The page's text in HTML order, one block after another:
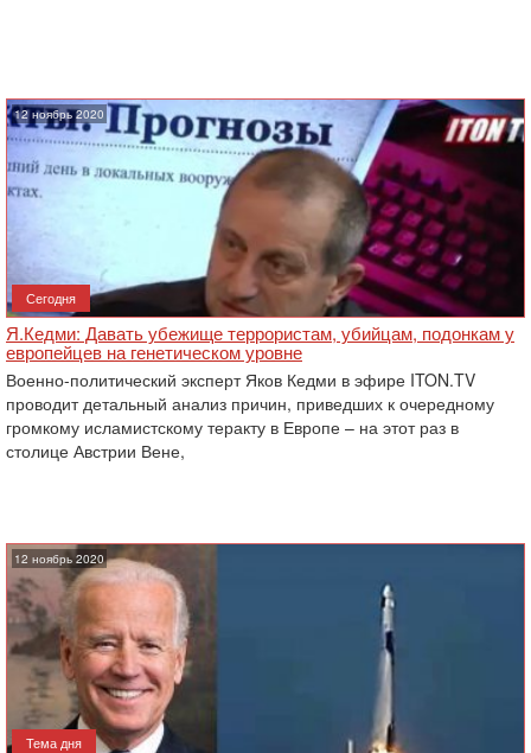
12 ноябрь 2020
Сегодня
Я.Кедми: Давать убежище террористам, убийцам, подонкам у
европейцев на генетическом уровне
Военно-политический эксперт Яков Кедми в эфире ITON.TV
проводит детальный анализ причин, приведших к очередному
громкому исламистскому теракту в Европе – на этот раз в
столице Австрии Вене,
12 ноябрь 2020
Тема дня